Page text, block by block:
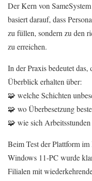
Der Kern von
basiert darauf, dass
zu füllen, sondern zu den
zu erreichen.
In der Praxis bedeutet das,
Überblick erhalten über:
🧩 welche Schichten
🧩 wo Überbesetzung
🧩 wie sich
Beim Test der Plattform
Windows 11-PC wurde
Filialen mit